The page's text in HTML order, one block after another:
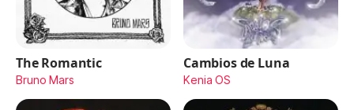
The Romantic
Bruno Mars
Cambios de Luna
Kenia OS